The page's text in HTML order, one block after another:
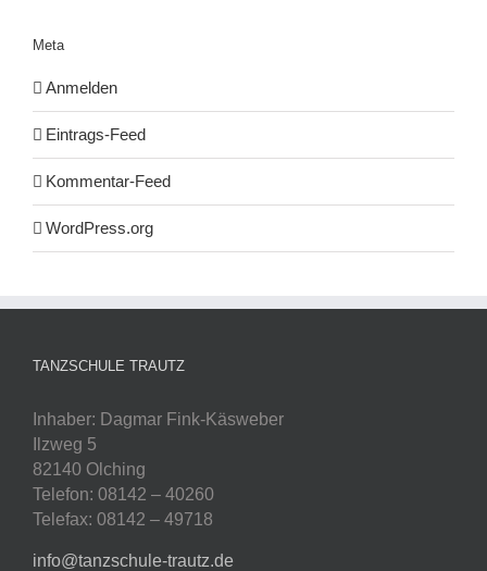
Meta
Anmelden
Eintrags-Feed
Kommentar-Feed
WordPress.org
TANZSCHULE TRAUTZ
Inhaber: Dagmar Fink-Käsweber
Ilzweg 5
82140 Olching
Telefon: 08142 – 40260
Telefax: 08142 – 49718
info@tanzschule-trautz.de